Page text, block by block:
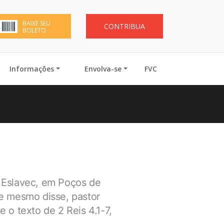
BAIXE SEU
BOLETO
CONTRIBUA
Informações Envolva-se FVC
em Poços de
mesmo disse, pastor
o texto de 2 Reis 4.1-7,